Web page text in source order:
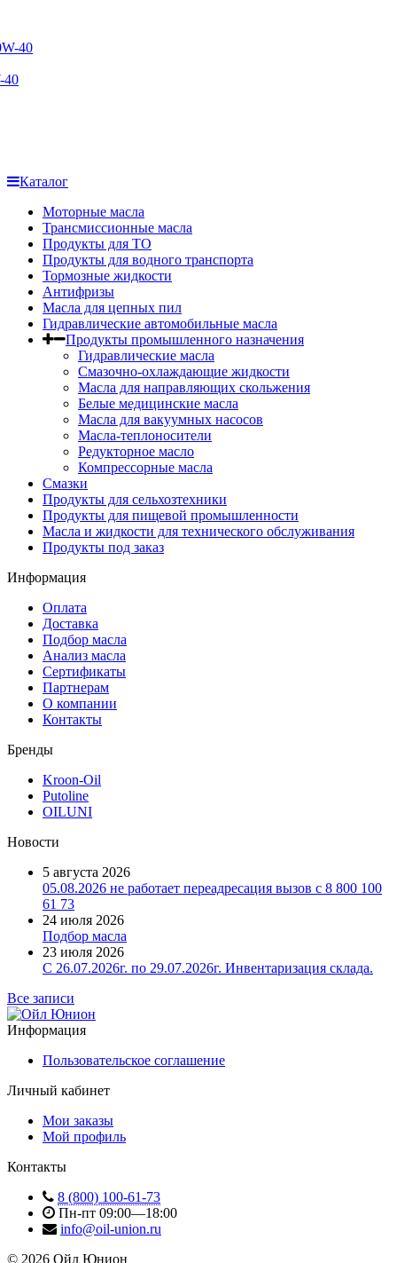
40
Каталог
Моторные масла
Трансмиссионные масла
Продукты для ТО
Продукты для водного транспорта
Тормозные жидкости
Антифризы
Масла для цепных пил
Гидравлические автомобильные масла
Продукты промышленного назначения
Гидравлические масла
Cмазочно-охлаждающие жидкости
Масла для направляющих скольжения
Белые медицинские масла
Масла для вакуумных насосов
Масла-теплоносители
Редукторное масло
Компрессорные масла
Смазки
Продукты для сельхозтехники
Продукты для пищевой промышленности
Масла и жидкости для технического обслуживания
Продукты под заказ
Информация
Оплата
Доставка
Подбор масла
Анализ масла
Сертификаты
Партнерам
О компании
Контакты
Бренды
Kroon-Oil
Putoline
OILUNI
Новости
5 августа 2026
05.08.2026 не работает переадресация вызов с 8 800 100
61 73
24 июля 2026
Подбор масла
23 июля 2026
С 26.07.2026г. по 29.07.2026г. Инвентаризация склада.
Все записи
Информация
Пользовательское соглашение
Личный кабинет
Мои заказы
Мой профиль
Контакты
8 (800) 100-61-73
Пн-пт 09:00—18:00
info@oil-union.ru
© 2026 Ойл Юнион